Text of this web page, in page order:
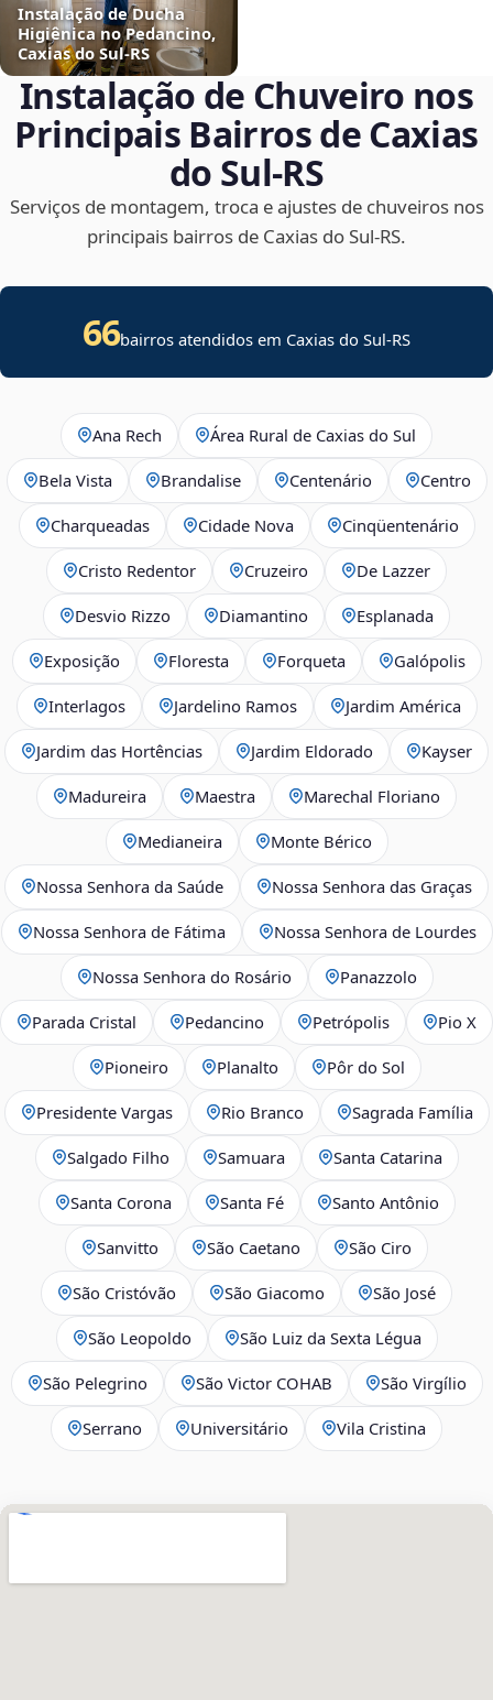
Instalação de Ducha
Higiênica no Pedancino,
Caxias do Sul‑RS
Instalação de Chuveiro nos
Principais Bairros de Caxias
do Sul‑RS
Serviços de montagem, troca e ajustes de chuveiros nos
principais bairros de Caxias do Sul‑RS.
66bairros atendidos em Caxias do Sul-RS
Ana Rech Área Rural de Caxias do Sul
Bela Vista Brandalise Centenário Centro
Charqueadas Cidade Nova Cinqüentenário
Cristo Redentor Cruzeiro De Lazzer
Desvio Rizzo Diamantino Esplanada
Exposição Floresta Forqueta Galópolis
Interlagos Jardelino Ramos Jardim América
Jardim das Hortências Jardim Eldorado Kayser
Madureira Maestra Marechal Floriano
Medianeira Monte Bérico
Nossa Senhora da Saúde Nossa Senhora das Graças
Nossa Senhora de Fátima Nossa Senhora de Lourdes
Nossa Senhora do Rosário Panazzolo
Parada Cristal Pedancino Petrópolis Pio X
Pioneiro Planalto Pôr do Sol
Presidente Vargas Rio Branco Sagrada Família
Salgado Filho Samuara Santa Catarina
Santa Corona Santa Fé Santo Antônio
Sanvitto São Caetano São Ciro
São Cristóvão São Giacomo São José
São Leopoldo São Luiz da Sexta Légua
São Pelegrino São Victor COHAB São Virgílio
Serrano Universitário Vila Cristina